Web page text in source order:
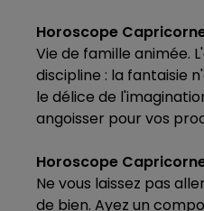
Horoscope
Vie de famille animée.
discipline : la fantaisie
le délice de
angoisser pour vos
Horoscope
Ne vous laissez pas
de bien. Ayez un